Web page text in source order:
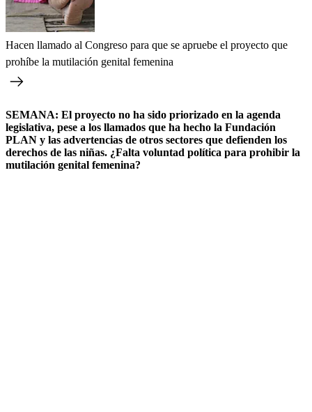
Hacen llamado al Congreso para que se apruebe el proyecto que
prohíbe la mutilación genital femenina
SEMANA: El proyecto no ha sido priorizado en la agenda
legislativa, pese a los llamados que ha hecho la Fundación
PLAN y las advertencias de otros sectores que defienden los
derechos de las niñas. ¿Falta voluntad política para prohibir la
mutilación genital femenina?